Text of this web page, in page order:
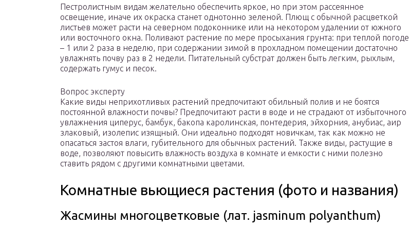
Пестролистным видам желательно обеспечить яркое, но при этом рассеянное
освещение, иначе их окраска станет однотонно зеленой. Плющ с обычной расцветкой
листьев может расти на северном подоконнике или на некотором удалении от южного
или восточного окна. Поливают растение по мере просыхания грунта: при теплой погоде
– 1 или 2 раза в неделю, при содержании зимой в прохладном помещении достаточно
увлажнять почву раз в 2 недели. Питательный субстрат должен быть легким, рыхлым,
содержать гумус и песок.
Вопрос эксперту
Какие виды неприхотливых растений предпочитают обильный полив и не боятся
постоянной влажности почвы? Предпочитают расти в воде и не страдают от избыточного
увлажнения циперус, бамбук, бакопа каролинская, понтедерия, эйхорния, анубиас, аир
злаковый, изолепис изящный. Они идеально подходят новичкам, так как можно не
опасаться застоя влаги, губительного для обычных растений. Также виды, растущие в
воде, позволяют повысить влажность воздуха в комнате и емкости с ними полезно
ставить рядом с другими комнатными цветами.
Комнатные вьющиеся растения (фото и названия)
Жасмины многоцветковые (лат. jasminum polyanthum)